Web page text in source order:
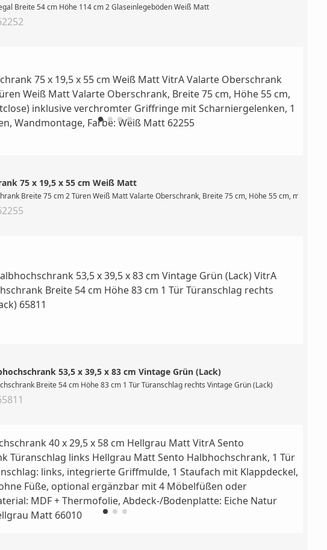
2 Glaseinlegeböden, Material: MDF lackiert, Farbe: Stahlblau
Breite 54 cm Höhe 114 cm 2 Glaseinlegeböden Weiß Matt
2 Glaseinlegeböden, Material: MDF + Thermofolie, Farbe: Elfenbein Matt
75 x 19,5 x 55 cm Weiß Matt
Breite 75 cm 2 Türen Weiß Matt Valarte Oberschrank, Breite 75 cm, Höhe 55 cm, mit 2
integrierte Griffmulde, 1 Staufach mit Klappdeckel, wandhängend, ohne Füße, optional
53,5 x 39,5 x 83 cm Vintage Grün (Lack)
Breite 54 cm Höhe 83 cm 1 Tür Türanschlag rechts Vintage Grün (Lack)